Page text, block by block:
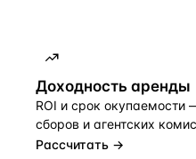
Доходность аренды
ROI и срок окупаемости
сборов и агентских
Рассчитать →